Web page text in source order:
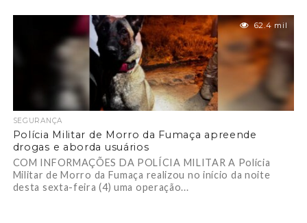
62.4 mil
SEGURANÇA
Polícia Militar de Morro da Fumaça apreende
drogas e aborda usuários
COM INFORMAÇÕES DA POLÍCIA MILITAR A Polícia
Militar de Morro da Fumaça realizou no início da noite
desta sexta-feira (4) uma operação...